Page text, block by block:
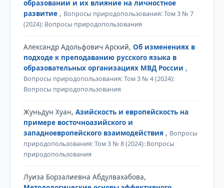
образовании и их влияние на личностное
развитие , Вопросы природопользования: Том 3 № 7
(2024): Вопросы природопользования
Александр Адольфович Арский, Об изменениях в
подходе к преподаванию русского языка в
образовательных организациях МВД России ,
Вопросы природопользования: Том 3 № 4 (2024):
Вопросы природопользования
Жуньдун Хуан, Азийскость и европейскость на
примере восточноазийского и
западноевропейского взаимодействия , Вопросы
природопользования: Том 3 № 8 (2024): Вопросы
природопользования
Луиза Борзалиевна Абдулвахабова,